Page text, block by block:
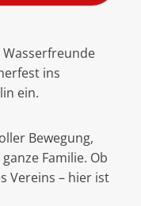
Wasserfreunde
ins
ein.
Bewegung,
Familie. Ob
Vereins – hier ist